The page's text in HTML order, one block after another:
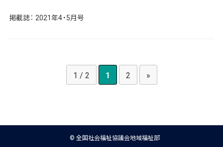
掲載誌： 2021年4・5月号
1 / 2 1 2 »
© 全国社会福祉協議会地域福祉部